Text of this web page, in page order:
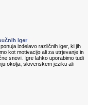
iger
izdelavo različnih iger, ki jih
kot motivacijo ali za utrjevanje in
snovi. Igre lahko uporabimo tudi
okolja, slovenskem jeziku ali